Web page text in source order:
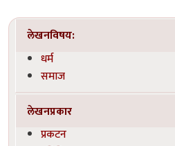
लेखनविषय:
धर्म
समाज
लेखनप्रकार
प्रकटन